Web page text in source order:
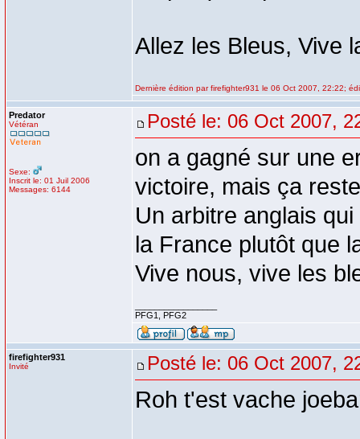
Allez les Bleus, Vive
Dernière édition par firefighter931 le 06 Oct 2007, 22:22;
Predator
Vétéran
Sexe:
Inscrit le: 01 Juil 2006
Messages: 6144
Posté le: 06 Oct 2007,
on a gagné sur une
victoire, mais ça
Un arbitre anglais
la France plutôt que
Vive nous, vive les
PFG1, PFG2
firefighter931
Invité Posté le: 06 Oct 2007,
Roh t'est vache